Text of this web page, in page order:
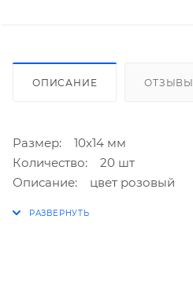
ОПИСАНИЕ ОТЗЫВЫ
Размер: 10x14 мм
Количество: 20 шт
Описание: цвет розовый